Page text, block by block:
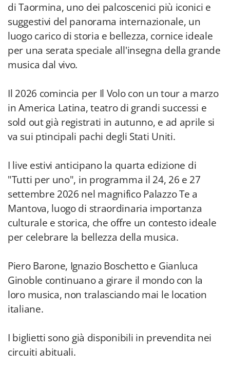
di Taormina, uno dei palcoscenici più iconici e
suggestivi del panorama internazionale, un
luogo carico di storia e bellezza, cornice ideale
per una serata speciale all'insegna della grande
musica dal vivo.
Il 2026 comincia per Il Volo con un tour a marzo
in America Latina, teatro di grandi successi e
sold out già registrati in autunno, e ad aprile si
va sui ptincipali pachi degli Stati Uniti.
I live estivi anticipano la quarta edizione di
"Tutti per uno", in programma il 24, 26 e 27
settembre 2026 nel magnifico Palazzo Te a
Mantova, luogo di straordinaria importanza
culturale e storica, che offre un contesto ideale
per celebrare la bellezza della musica.
Piero Barone, Ignazio Boschetto e Gianluca
Ginoble continuano a girare il mondo con la
loro musica, non tralasciando mai le location
italiane.
I biglietti sono già disponibili in prevendita nei
circuiti abituali.